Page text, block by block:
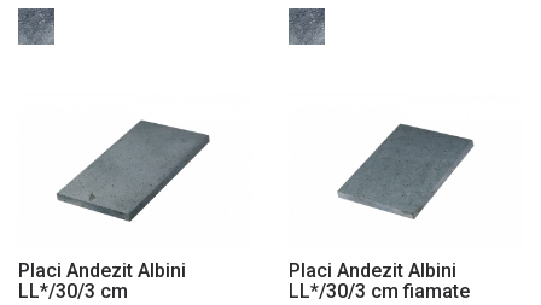
Placi Andezit Albini
LL*/30/3 cm
Placi Andezit Albini
LL*/30/3 cm fiamate